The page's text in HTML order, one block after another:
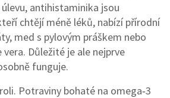
antihistaminika jsou
chtějí méně léků, nabízí přírodní
med s pylovým práškem nebo
Důležité je ale nejprve
funguje.
Potraviny bohaté na omega‑3